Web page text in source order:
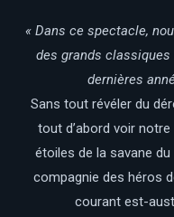
« Dans ce spectacle,
des grands
dernières
Sans tout révéler du
tout d’abord voir
étoiles de la savane du
compagnie des héros
courant est-